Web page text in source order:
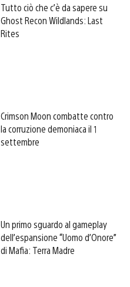
Tutto ciò che c’è da sapere su
Ghost Recon Wildlands: Last
Rites
Crimson Moon combatte contro
la corruzione demoniaca il 1
settembre
Un primo sguardo al gameplay
dell’espansione “Uomo d’Onore”
di Mafia: Terra Madre